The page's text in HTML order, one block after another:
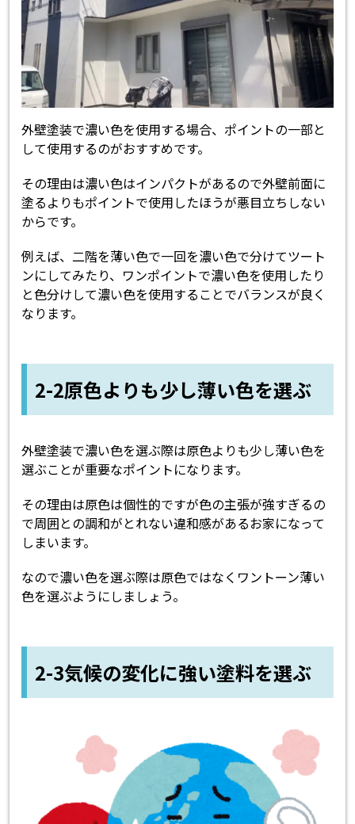
外壁塗装で濃い色を使用する場合、ポイントの一部と
して使用するのがおすすめです。
その理由は濃い色はインパクトがあるので外壁前面に
塗るよりもポイントで使用したほうが悪目立ちしない
からです。
例えば、二階を薄い色で一回を濃い色で分けてツート
ンにしてみたり、ワンポイントで濃い色を使用したり
と色分けして濃い色を使用することでバランスが良く
なります。
2-2原色よりも少し薄い色を選ぶ
外壁塗装で濃い色を選ぶ際は原色よりも少し薄い色を
選ぶことが重要なポイントになります。
その理由は原色は個性的ですが色の主張が強すぎるの
で周囲との調和がとれない違和感があるお家になって
しまいます。
なので濃い色を選ぶ際は原色ではなくワントーン薄い
色を選ぶようにしましょう。
2-3気候の変化に強い塗料を選ぶ